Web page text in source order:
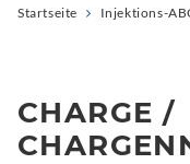
Startseite Injektions-
CHARGE /